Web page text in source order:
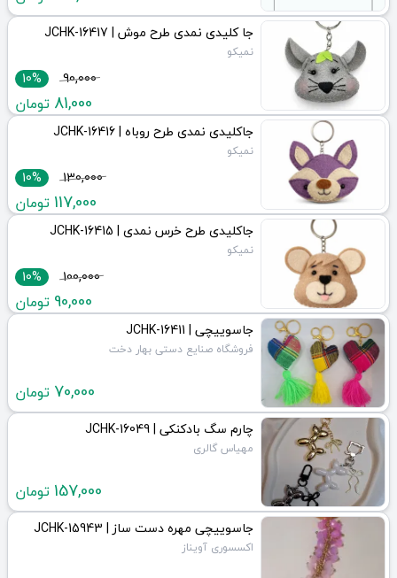
جا کلیدی نمدی طرح موش | JCHK-16417
نمیکو
10% 90,000
81,000 تومان
جاکلیدی نمدی طرح روباه | JCHK-16416
نمیکو
10% 130,000
117,000 تومان
جاکلیدی طرح خرس نمدی | JCHK-16415
نمیکو
10% 100,000
90,000 تومان
جاسوییچی | JCHK-16411
فروشگاه صنایع دستی بهار دخت
70,000 تومان
چارم سگ بادکنکی | JCHK-16049
مهیاس گالری
157,000 تومان
جاسوییچی مهره دست ساز | JCHK-15943
اکسسوری آویناز